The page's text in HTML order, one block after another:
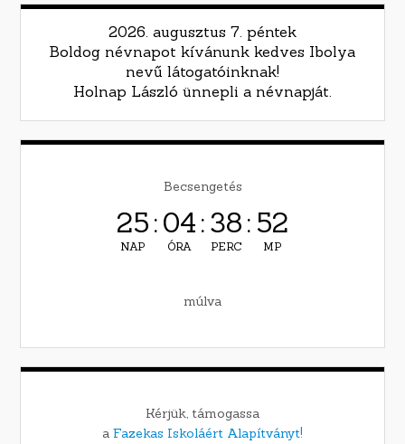
2026. augusztus 7. péntek
Boldog névnapot kívánunk kedves Ibolya
nevű látogatóinknak!
Holnap László ünnepli a névnapját.
Becsengetés
25
NAP
:04
ÓRA
:38
PERC
: 51
MP
múlva
Kérjük, támogassa
a Fazekas Iskoláért Alapítványt!